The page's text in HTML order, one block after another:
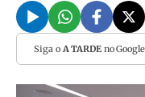
Siga o A TARDEno Google